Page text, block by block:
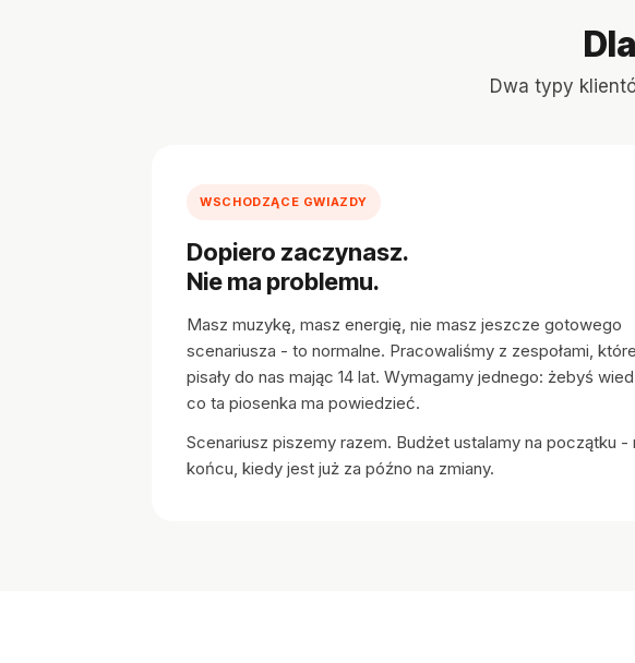
Dwa typy
WSCHODZĄCE GWIAZDY
Dopiero zaczynasz.
Nie ma problemu.
Masz muzykę, masz energię, nie masz jeszcze gotowego
scenariusza - to normalne. Pracowaliśmy z zespołami, które
pisały do nas mając 14 lat. Wymagamy jednego: żebyś
co ta piosenka ma powiedzieć.
Scenariusz piszemy razem. Budżet ustalamy na początku -
końcu, kiedy jest już za późno na zmiany.